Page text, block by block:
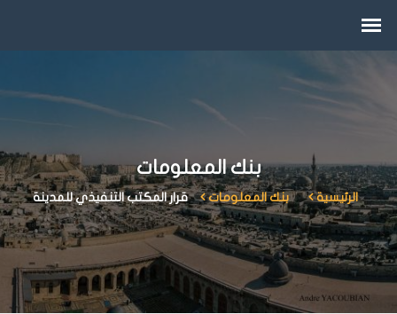
بنك المعلومات
الرئيسية بنك المعلومات قرار المكتب التنفيذي للمدينة